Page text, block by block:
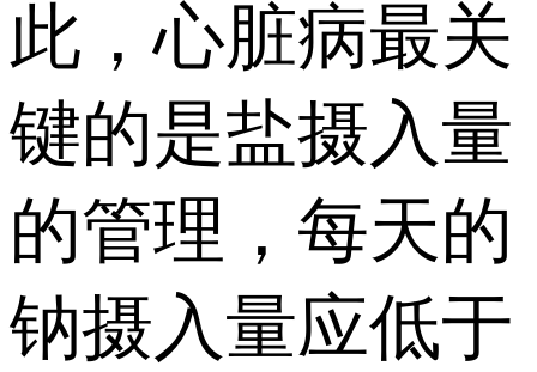
此，心脏病最关
键的是盐摄入量
的管理，每天的
钠摄入量应低于